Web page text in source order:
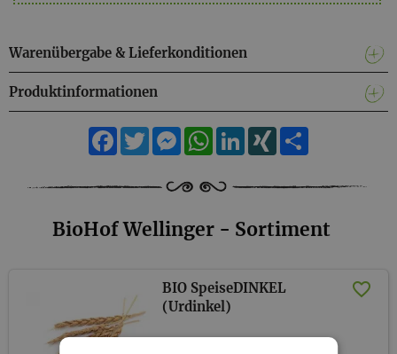
Liebe vom Feld. Schonend frisch verarbeitet. Natürlich in
Warenübergabe & Lieferkonditionen
Produktinformationen
Facebook
TwitterMessengerWhatsApp
LinkedIn
XING
BioHof Wellinger - Sortiment
BIO SpeiseDINKEL
(Urdinkel)